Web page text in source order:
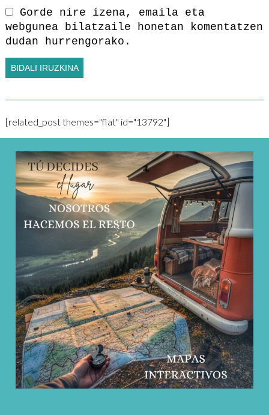
Gorde nire izena, emaila eta
webgunea bilatzaile honetan komentatzen
dudan hurrengorako.
[related_post themes="flat" id="13792"]